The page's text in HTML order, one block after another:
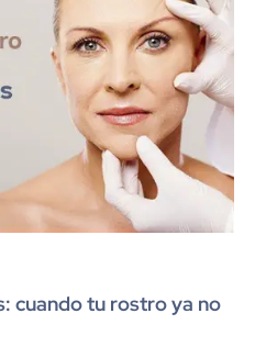
cuando tu rostro ya no